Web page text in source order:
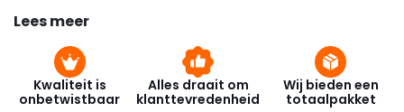
de Triple Premium M geleverd – Deze haard is
compleet met de Step Burner brander van de Faber.
Met deze unieke brander heeft u altijd een vol
vuurbeeld met hoge vlammen. Of u nu de haard op
Lees meer
Kwaliteit is
onbetwistbaar
Alles draait om
klanttevredenheid
Wij bieden een
totaalpakket